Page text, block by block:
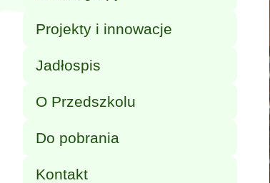
Projekty i innowacje
Jadłospis
O Przedszkolu
Do pobrania
Kontakt